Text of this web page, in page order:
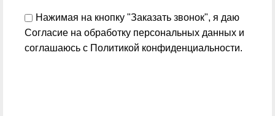
Нажимая на кнопку "Заказать звонок", я даю
Согласие на обработку персональных данных и
соглашаюсь с Политикой конфиденциальности.